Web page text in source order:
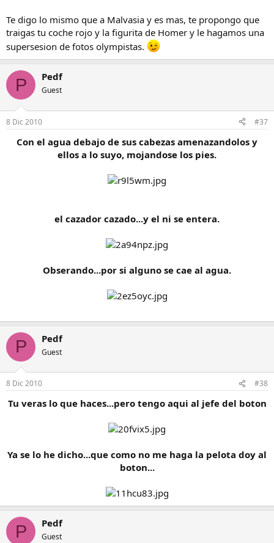
Te digo lo mismo que a Malvasia y es mas, te propongo que
traigas tu coche rojo y la figurita de Homer y le hagamos una
supersesion de fotos olympistas.
P Pedf
Guest
8 Dic 2010 #37
Con el agua debajo de sus cabezas amenazandolos y
ellos a lo suyo, mojandose los pies.
el cazador cazado...y el ni se entera.
Obserando...por si alguno se cae al agua.
P Pedf
Guest
8 Dic 2010 #38
Tu veras lo que haces...pero tengo aqui al jefe del boton
Ya se lo he dicho...que como no me haga la pelota doy al
boton...
P Pedf
Guest